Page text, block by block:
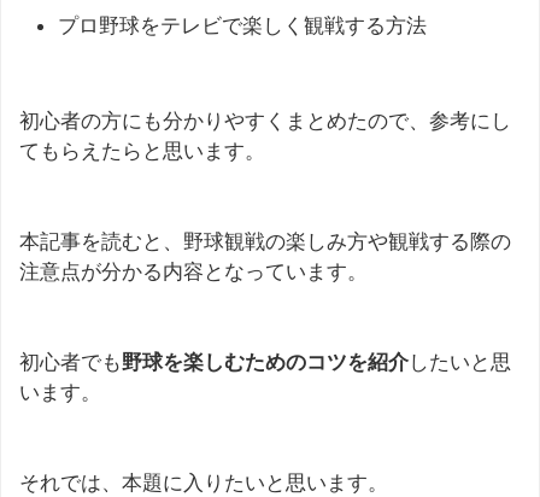
プロ野球をテレビで楽しく観戦する方法
初心者の方にも分かりやすくまとめたので、参考にし
てもらえたらと思います。
本記事を読むと、野球観戦の楽しみ方や観戦する際の
注意点が分かる内容となっています。
初心者でも野球を楽しむためのコツを紹介したいと思
います。
それでは、本題に入りたいと思います。